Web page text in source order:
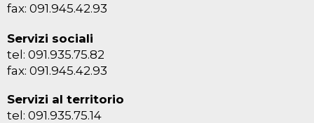
fax: 091.945.42.93
Servizi sociali
tel: 091.935.75.82
fax: 091.945.42.93
Servizi al territorio
tel: 091.935.75.14